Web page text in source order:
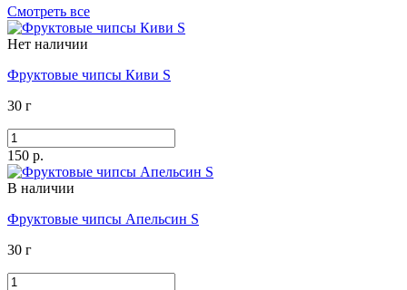
Смотреть все
Нет наличии
Фруктовые чипсы Киви S
30 г
150 р.
В наличии
Фруктовые чипсы Апельсин S
30 г